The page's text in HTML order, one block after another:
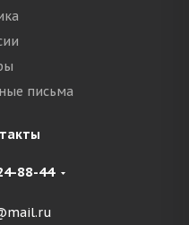
письма
88-44